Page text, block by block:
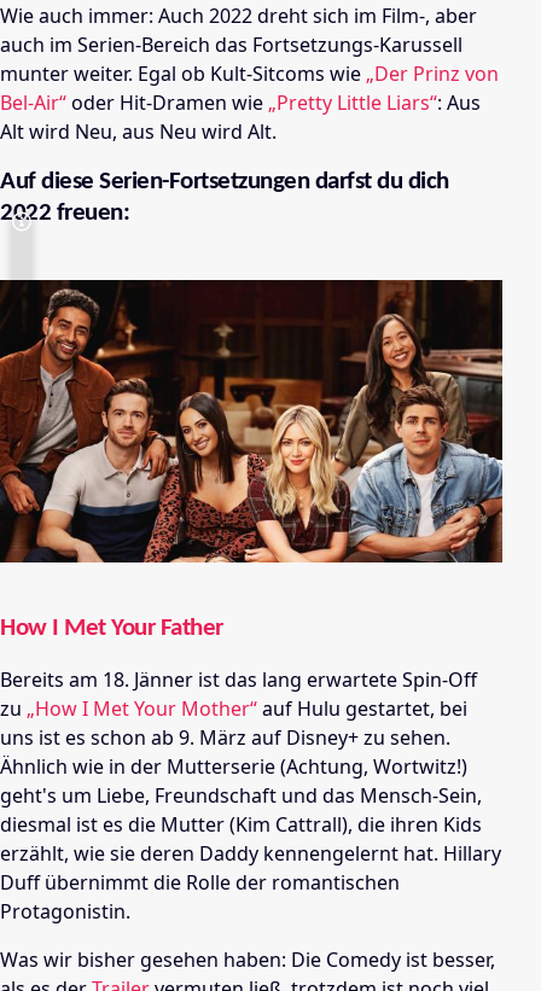
Wie auch immer: Auch 2022 dreht sich im Film-, aber
auch im Serien-Bereich das Fortsetzungs-Karussell
munter weiter. Egal ob Kult-Sitcoms wie „Der Prinz von
Bel-Air“oder Hit-Dramen wie „Pretty Little Liars“: Aus
Alt wird Neu, aus Neu wird Alt.
Auf diese Serien-Fortsetzungen darfst du dich
2022 freuen:
How I Met Your Father
Bereits am 18. Jänner ist das lang erwartete Spin-Off
zu „How I Met Your Mother“auf Hulu gestartet, bei
uns ist es schon ab 9. März auf Disney+ zu sehen.
Ähnlich wie in der Mutterserie (Achtung, Wortwitz!)
geht's um Liebe, Freundschaft und das Mensch-Sein,
diesmal ist es die Mutter (Kim Cattrall), die ihren Kids
erzählt, wie sie deren Daddy kennengelernt hat. Hillary
Duff übernimmt die Rolle der romantischen
Protagonistin.
Was wir bisher gesehen haben: Die Comedy ist besser,